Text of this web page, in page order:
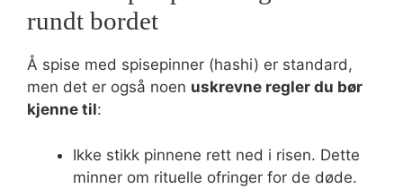
rundt bordet
Å spise med spisepinner (hashi) er standard,
men det er også noen uskrevne regler du bør
kjenne til:
Ikke stikk pinnene rett ned i risen. Dette
minner om rituelle ofringer for de døde.